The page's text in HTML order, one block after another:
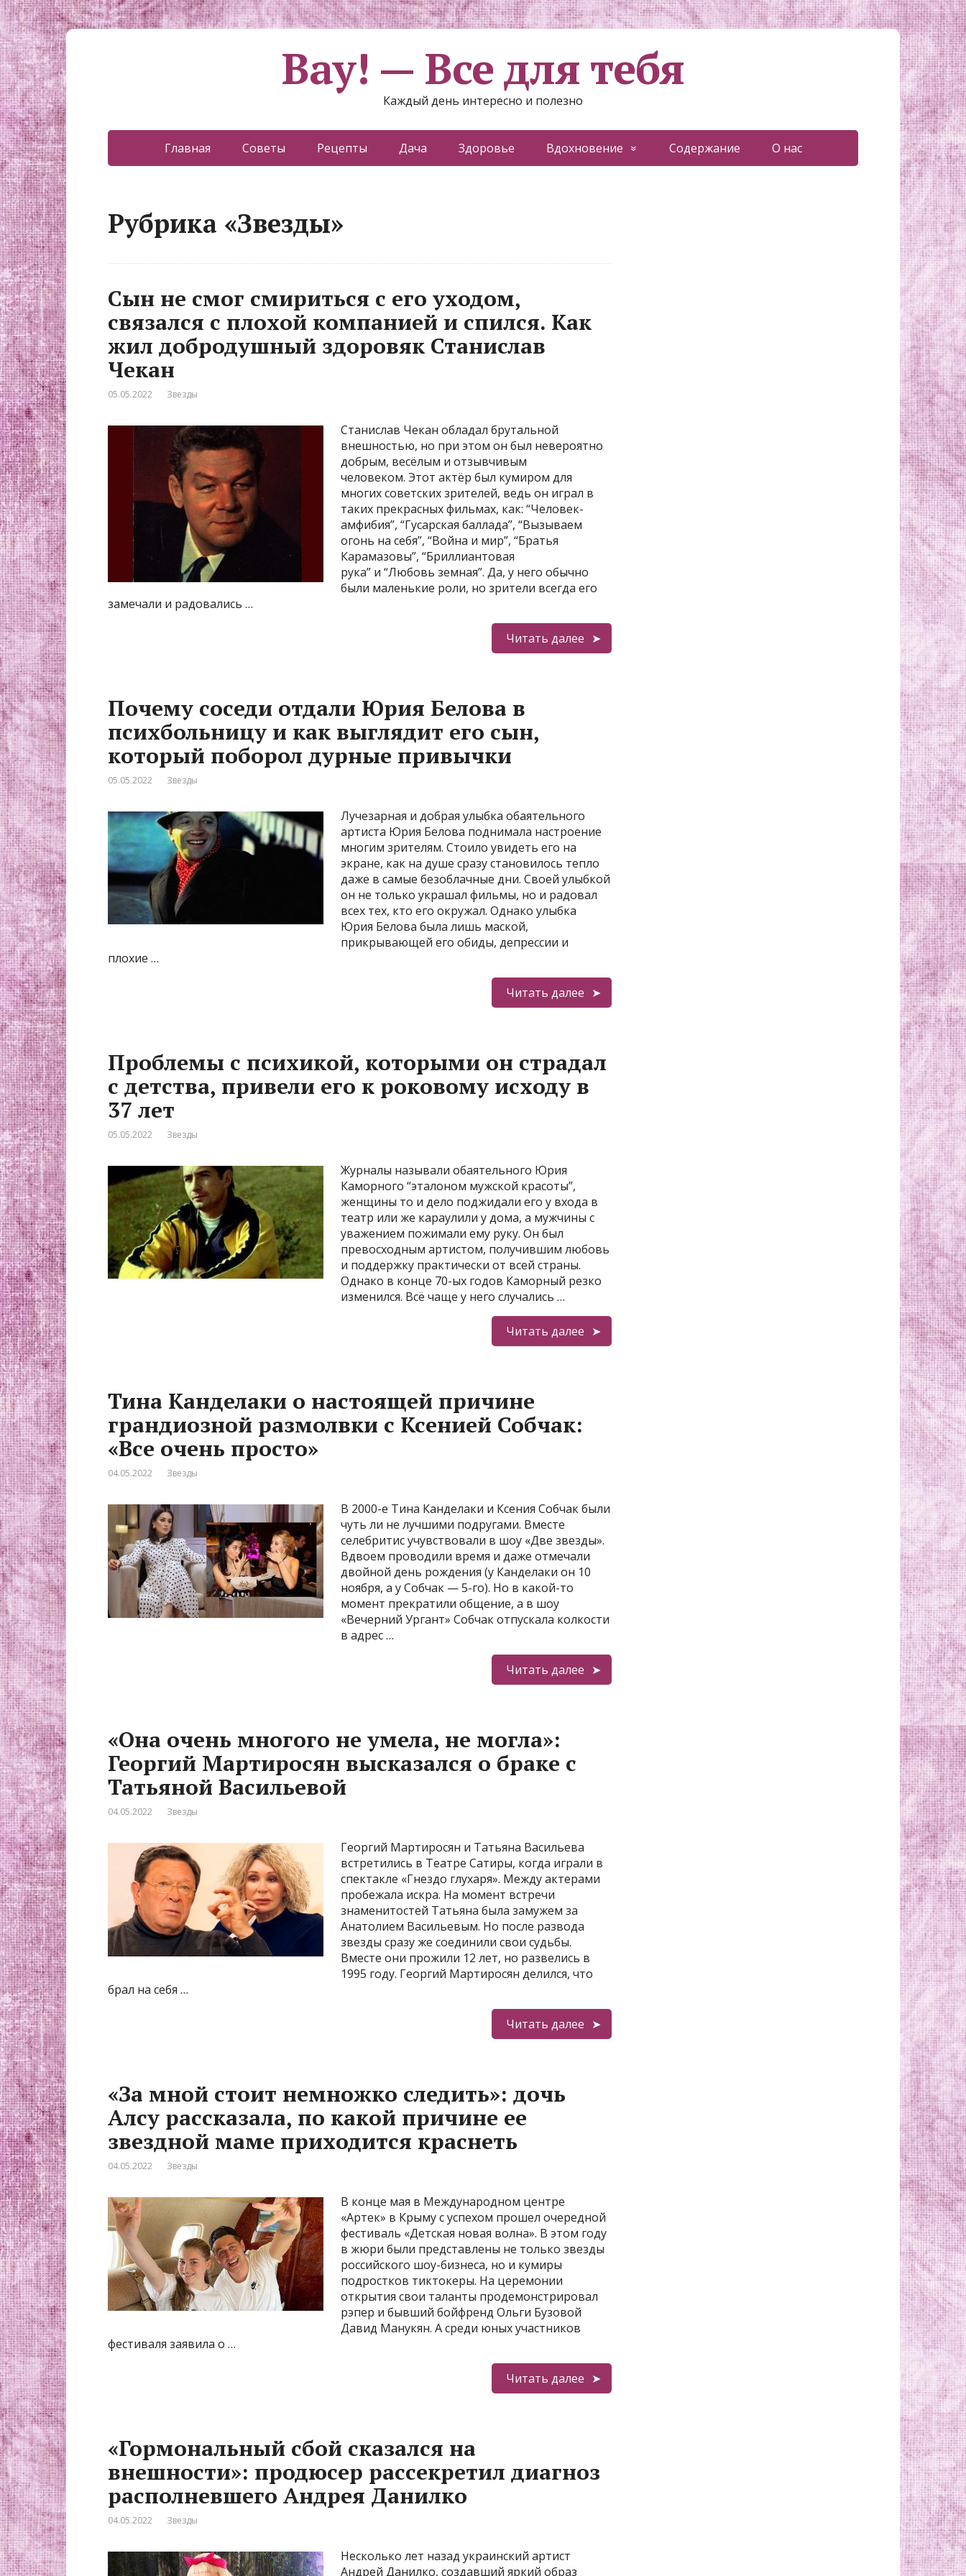
Вау! — Все для тебя
Каждый день интересно и полезно
Главная Советы Рецепты Дача Здоровье Вдохновение Содержание О нас
Рубрика «Звезды»
Сын не смог смириться с его уходом,
связался с плохой компанией и спился. Как
жил добродушный здоровяк Станислав
Чекан
05.05.2022 Звезды
Станислав Чекан обладал брутальной
внешностью, но при этом он был невероятно
добрым, весёлым и отзывчивым
человеком. Этот актёр был кумиром для
многих советских зрителей, ведь он играл в
таких прекрасных фильмах, как: “Человек-
амфибия”, “Гусарская баллада”, “Вызываем
огонь на себя”, “Война и мир”, “Братья
Карамазовы”, “Бриллиантовая
рука” и “Любовь земная”. Да, у него обычно
были маленькие роли, но зрители всегда его
замечали и радовались …
Читать далее
Почему соседи отдали Юрия Белова в
психбольницу и как выглядит его сын,
который поборол дурные привычки
05.05.2022 Звезды
Лучезарная и добрая улыбка обаятельного
артиста Юрия Белова поднимала настроение
многим зрителям. Стоило увидеть его на
экране, как на душе сразу становилось тепло
даже в самые безоблачные дни. Своей улыбкой
он не только украшал фильмы, но и радовал
всех тех, кто его окружал. Однако улыбка
Юрия Белова была лишь маской,
прикрывающей его обиды, депрессии и
плохие …
Читать далее
Проблемы с психикой, которыми он страдал
с детства, привели его к роковому исходу в
37 лет
05.05.2022 Звезды
Журналы называли обаятельного Юрия
Каморного “эталоном мужской красоты”,
женщины то и дело поджидали его у входа в
театр или же караулили у дома, а мужчины с
уважением пожимали ему руку. Он был
превосходным артистом, получившим любовь
и поддержку практически от всей страны.
Однако в конце 70-ых годов Каморный резко
изменился. Всё чаще у него случались …
Читать далее
Тина Канделаки о настоящей причине
грандиозной размолвки с Ксенией Собчак:
«Все очень просто»
04.05.2022 Звезды
В 2000-е Тина Канделаки и Ксения Собчак были
чуть ли не лучшими подругами. Вместе
селебритис учувствовали в шоу «Две звезды».
Вдвоем проводили время и даже отмечали
двойной день рождения (у Канделаки он 10
ноября, а у Собчак — 5-го). Но в какой-то
момент прекратили общение, а в шоу
«Вечерний Ургант» Собчак отпускала колкости
в адрес …
Читать далее
«Она очень многого не умела, не могла»:
Георгий Мартиросян высказался о браке с
Татьяной Васильевой
04.05.2022 Звезды
Георгий Мартиросян и Татьяна Васильева
встретились в Театре Сатиры, когда играли в
спектакле «Гнездо глухаря». Между актерами
пробежала искра. На момент встречи
знаменитостей Татьяна была замужем за
Анатолием Васильевым. Но после развода
звезды сразу же соединили свои судьбы.
Вместе они прожили 12 лет, но развелись в
1995 году. Георгий Мартиросян делился, что
брал на себя …
Читать далее
«За мной стоит немножко следить»: дочь
Алсу рассказала, по какой причине ее
звездной маме приходится краснеть
04.05.2022 Звезды
В конце мая в Международном центре
«Артек» в Крыму с успехом прошел очередной
фестиваль «Детская новая волна». В этом году
в жюри были представлены не только звезды
российского шоу-бизнеса, но и кумиры
подростков тиктокеры. На церемонии
открытия свои таланты продемонстрировал
рэпер и бывший бойфренд Ольги Бузовой
Давид Манукян. А среди юных участников
фестиваля заявила о …
Читать далее
«Гормональный сбой сказался на
внешности»: продюсер рассекретил диагноз
располневшего Андрея Данилко
04.05.2022 Звезды
Несколько лет назад украинский артист
Андрей Данилко, создавший яркий образ